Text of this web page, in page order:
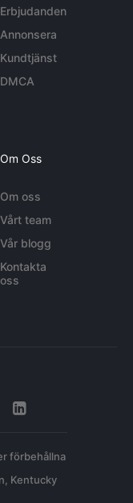
Erbjudanden
Annonsera
Kundtjänst
DMCA
Om Oss
Om oss
Vårt team
Vår blogg
Kontakta
oss
förbehållna